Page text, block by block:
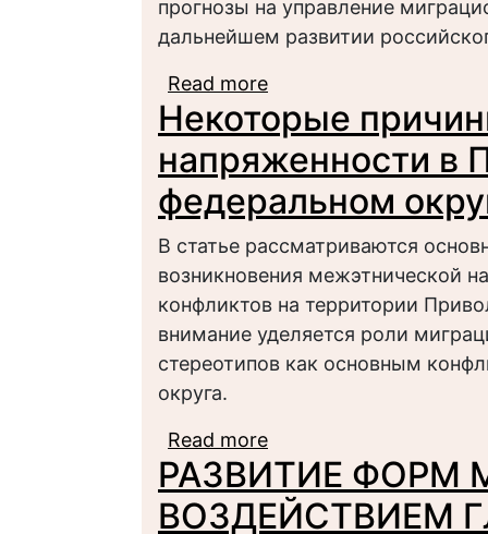
прогнозы на управление
дальнейшем развитии
Read more
Некоторые
напряженности в
федеральном
В статье рассматриваются
возникновения межэтнической
конфликтов на территории
внимание уделяется роли
стереотипов как основным
округа.
Read more
Приволжском
РАЗВИТИЕ ФОРМ
ВОЗДЕЙСТВИЕМ